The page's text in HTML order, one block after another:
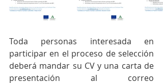
Toda personas interesada en
participar en el proceso de selección
deberá mandar su CV y una carta de